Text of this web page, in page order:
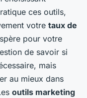
ces outils,
votre taux de
pour votre
de savoir si
mais
au mieux dans
outils marketing